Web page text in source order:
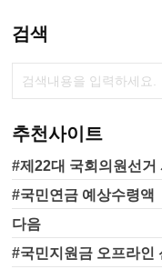
포털사이트에서도 가장
사전투표소를 찾아보실
니다. 본 투표는 6월 1일
행됩니다. 선거일 투표는
관할 지정된 투표소에서
심도가 좀 덜하겠지만, 이
도 잘 치러졌으면 좋겠습
표율 잠시 살펴보면요.
검색
추천사이트
#제22대 국회의원선거
#국민연금 예상수령액
다음
#국민지원금 오프라인